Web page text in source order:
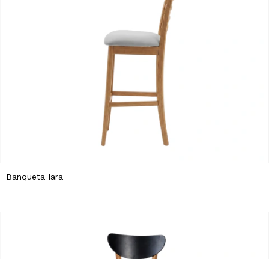
Banqueta Iara